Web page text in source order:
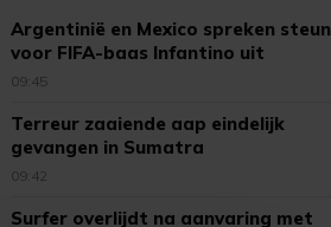
Argentinië en Mexico spreken steun
voor FIFA-baas Infantino uit
09:45
Terreur zaaiende aap eindelijk
gevangen in Sumatra
09:42
Surfer overlijdt na aanvaring met